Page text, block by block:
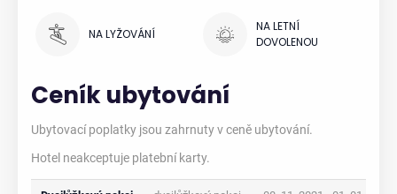
NA LYŽOVÁNÍ
NA LETNÍ
DOVOLENOU
Ceník ubytování
Ubytovací poplatky jsou zahrnuty v ceně ubytování.
Hotel neakceptuje platební karty.